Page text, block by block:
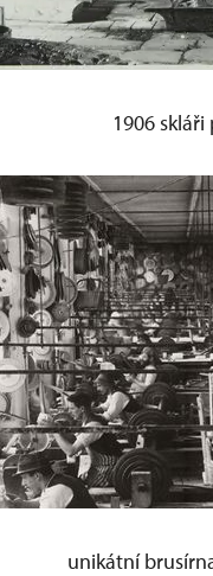
1906
unikátní